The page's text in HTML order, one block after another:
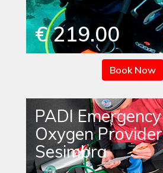
€ 219.00
Book Now
PADI Emergency
Oxygen Provider
Sesimbra